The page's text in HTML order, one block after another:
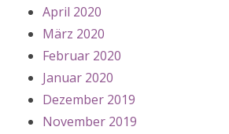
April 2020
März 2020
Februar 2020
Januar 2020
Dezember 2019
November 2019